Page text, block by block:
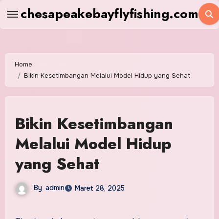
chesapeakebayflyfishing.com
Home
Bikin Kesetimbangan Melalui Model Hidup yang Sehat
Bikin Kesetimbangan
Melalui Model Hidup
yang Sehat
By admin Maret 28, 2025